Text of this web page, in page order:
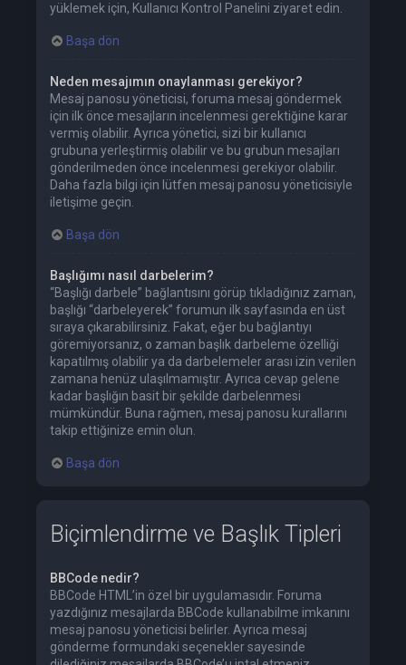
yüklemek için, Kullanıcı Kontrol Panelini ziyaret edin.
Başa dön
Neden mesajımın onaylanması gerekiyor?
Mesaj panosu yöneticisi, foruma mesaj göndermek
için ilk önce mesajların incelenmesi gerektiğine karar
vermiş olabilir. Ayrıca yönetici, sizi bir kullanıcı
grubuna yerleştirmiş olabilir ve bu grubun mesajları
gönderilmeden önce incelenmesi gerekiyor olabilir.
Daha fazla bilgi için lütfen mesaj panosu yöneticisiyle
iletişime geçin.
Başa dön
Başlığımı nasıl darbelerim?
“Başlığı darbele” bağlantısını görüp tıkladığınız zaman,
başlığı “darbeleyerek” forumun ilk sayfasında en üst
sıraya çıkarabilirsiniz. Fakat, eğer bu bağlantıyı
göremiyorsanız, o zaman başlık darbeleme özelliği
kapatılmış olabilir ya da darbelemeler arası izin verilen
zamana henüz ulaşılmamıştır. Ayrıca cevap gelene
kadar başlığın basit bir şekilde darbelenmesi
mümkündür. Buna rağmen, mesaj panosu kurallarını
takip ettiğinize emin olun.
Başa dön
Biçimlendirme ve Başlık Tipleri
BBCode nedir?
BBCode HTML’in özel bir uygulamasıdır. Foruma
yazdığınız mesajlarda BBCode kullanabilme imkanını
mesaj panosu yöneticisi belirler. Ayrıca mesaj
gönderme formundaki seçenekler sayesinde